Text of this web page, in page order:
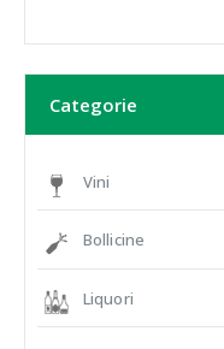
Categorie
Vini
Bollicine
Liquori